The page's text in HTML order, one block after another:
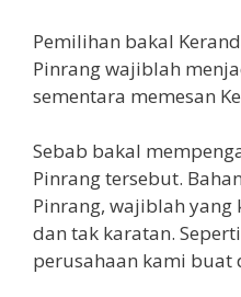
Pemilihan bakal
Pinrang wajiblah
sementara memesan
Sebab bakal
Pinrang tersebut.
Pinrang, wajiblah
dan tak karatan.
perusahaan kami buat